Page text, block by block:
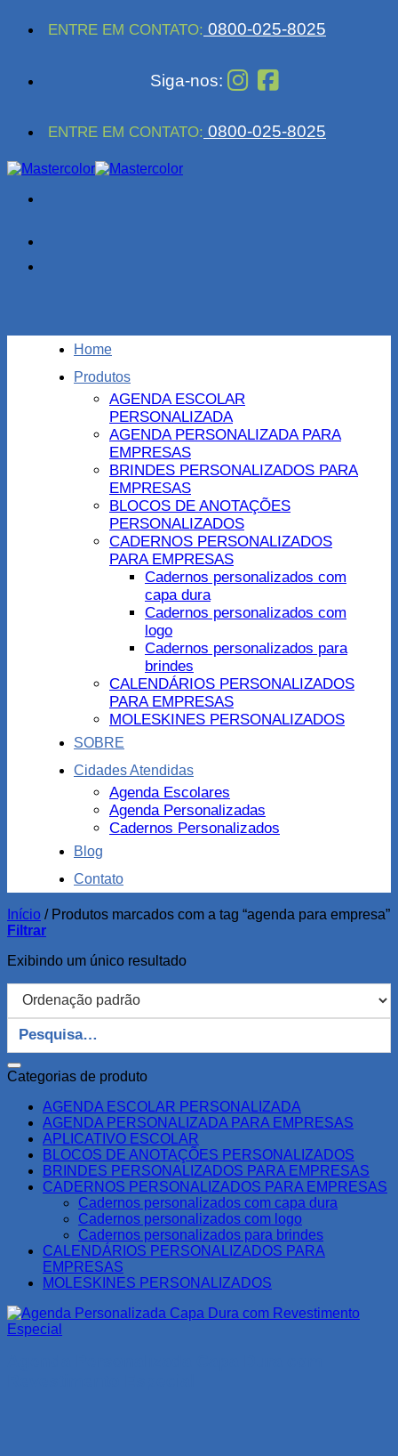
ENTRE EM CONTATO: 0800-025-8025
Siga-nos:
ENTRE EM CONTATO: 0800-025-8025
Home
Produtos
AGENDA ESCOLAR
PERSONALIZADA
AGENDA PERSONALIZADA PARA
EMPRESAS
BRINDES PERSONALIZADOS PARA
EMPRESAS
BLOCOS DE ANOTAÇÕES
PERSONALIZADOS
CADERNOS PERSONALIZADOS
PARA EMPRESAS
Cadernos personalizados com
capa dura
Cadernos personalizados com
logo
Cadernos personalizados para
brindes
CALENDÁRIOS PERSONALIZADOS
PARA EMPRESAS
MOLESKINES PERSONALIZADOS
SOBRE
Cidades Atendidas
Agenda Escolares
Agenda Personalizadas
Cadernos Personalizados
Blog
Contato
Início /Produtos marcados com a tag “agenda para empresa”
Filtrar
Exibindo um único resultado
por:
Categorias de produto
AGENDA ESCOLAR PERSONALIZADA
AGENDA PERSONALIZADA PARA EMPRESAS
APLICATIVO ESCOLAR
BLOCOS DE ANOTAÇÕES PERSONALIZADOS
BRINDES PERSONALIZADOS PARA EMPRESAS
CADERNOS PERSONALIZADOS PARA EMPRESAS
Cadernos personalizados com capa dura
Cadernos personalizados com logo
Cadernos personalizados para brindes
CALENDÁRIOS PERSONALIZADOS PARA
EMPRESAS
MOLESKINES PERSONALIZADOS